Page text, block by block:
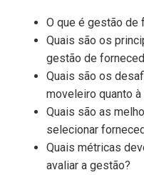
O que é gestão de
Quais são os
gestão de
Quais são os
moveleiro quanto
Quais são as
selecionar
Quais métricas
avaliar a gestão?